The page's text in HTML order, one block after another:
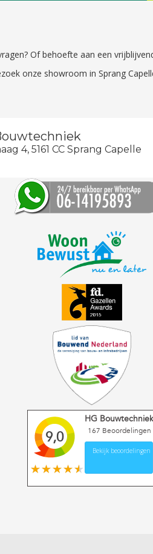
Of behoefte aan een
onze showroom in Sprang
4, 5161 CC Sprang Capelle
9,0
HG
167 Beoordelingen
Bekijk beoordelingen